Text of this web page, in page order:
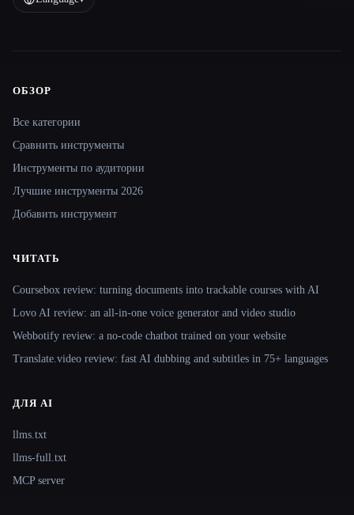
Site navigation
ОБЗОР
Все категории
Сравнить инструменты
Инструменты по аудитории
Лучшие инструменты 2026
Добавить инструмент
ЧИТАТЬ
Coursebox review: turning documents into trackable courses with AI
Lovo AI review: an all-in-one voice generator and video studio
Webbotify review: a no-code chatbot trained on your website
Translate.video review: fast AI dubbing and subtitles in 75+ languages
ДЛЯ AI
llms.txt
llms-full.txt
MCP server